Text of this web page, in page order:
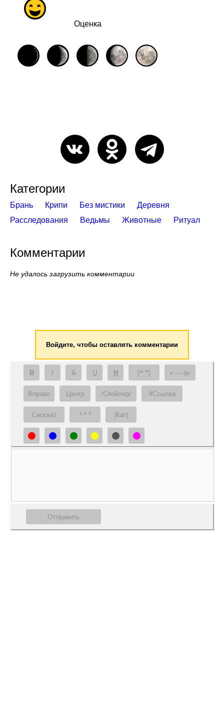
Оценка
Категории
Брань Крипи Без мистики
Деревня
Расследования
Ведьмы Животные Ритуал
Комментарии
Не удалось загрузить комментарии
Войдите, чтобы оставлять комментарии
B I S U H [❝ ❞] — q
Вправо Центр /Спойлер/ #Ссылка
Сноска1 * * * |Кат|